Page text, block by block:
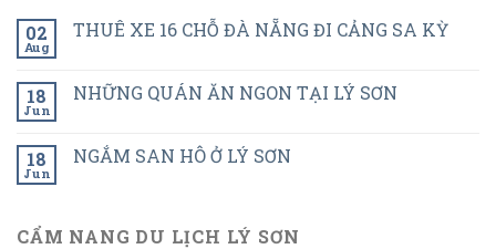
02
Aug
THUÊ XE 16 CHỖ ĐÀ NẴNG ĐI CẢNG SA KỲ
18
Jun
NHỮNG QUÁN ĂN NGON TẠI LÝ SƠN
18
Jun
NGẮM SAN HÔ Ở LÝ SƠN
CẨM NANG DU LỊCH LÝ SƠN